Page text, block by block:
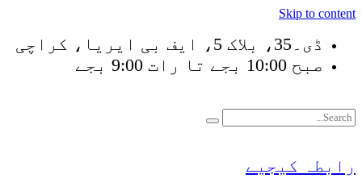
Skip to content
ڈی۔35، بلاک 5، ایف بی ایریا، کراچی
صبح 10:00 بجے تا رات 9:00 بجے
رابطہ کیجیے